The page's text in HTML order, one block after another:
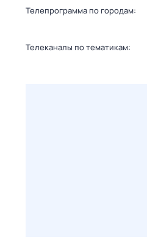
Телепрограмма по городам:
Телеканалы по тематикам: